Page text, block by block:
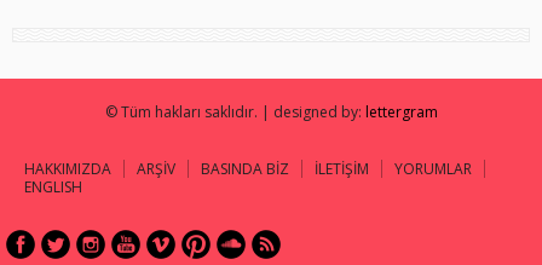
© Tüm hakları saklıdır. | designed by: lettergram
HAKKIMIZDA ARŞİV BASINDA BİZ İLETİŞİM
YORUMLAR
ENGLISH